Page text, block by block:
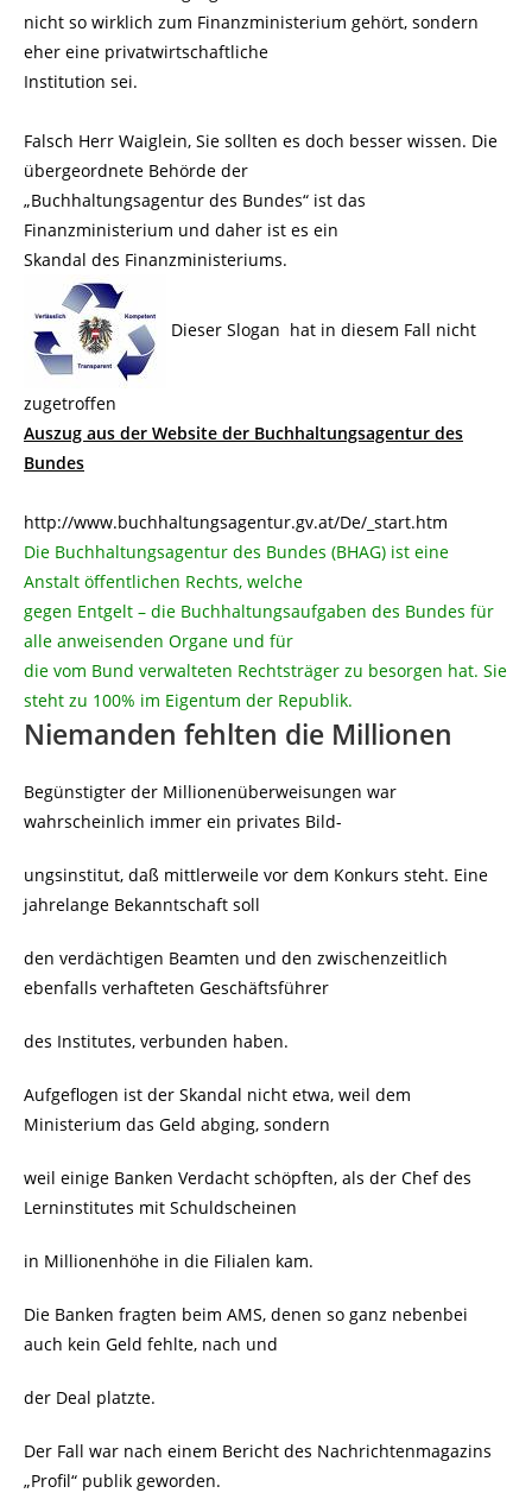
nicht so wirklich zum Finanzministerium gehört, sondern
eher eine privatwirtschaftliche
Institution sei.
Falsch Herr Waiglein, Sie sollten es doch besser wissen. Die
übergeordnete Behörde der
„Buchhaltungsagentur des Bundes“ ist das
Finanzministerium und daher ist es ein
Skandal des Finanzministeriums.
Dieser Slogan hat in diesem Fall nicht
zugetroffen
Auszug aus der Website der Buchhaltungsagentur des
Bundes
http://www.buchhaltungsagentur.gv.at/De/_start.htm
Die Buchhaltungsagentur des Bundes (BHAG) ist eine
Anstalt öffentlichen Rechts, welche
gegen Entgelt – die Buchhaltungsaufgaben des Bundes für
alle anweisenden Organe und für
die vom Bund verwalteten Rechtsträger zu besorgen hat. Sie
steht zu 100% im Eigentum der Republik.
Niemanden fehlten die Millionen
Begünstigter der Millionenüberweisungen war
wahrscheinlich immer ein privates Bild-
ungsinstitut, daß mittlerweile vor dem Konkurs steht. Eine
jahrelange Bekanntschaft soll
den verdächtigen Beamten und den zwischenzeitlich
ebenfalls verhafteten Geschäftsführer
des Institutes, verbunden haben.
Aufgeflogen ist der Skandal nicht etwa, weil dem
Ministerium das Geld abging, sondern
weil einige Banken Verdacht schöpften, als der Chef des
Lerninstitutes mit Schuldscheinen
in Millionenhöhe in die Filialen kam.
Die Banken fragten beim AMS, denen so ganz nebenbei
auch kein Geld fehlte, nach und
der Deal platzte.
Der Fall war nach einem Bericht des Nachrichtenmagazins
„Profil“ publik geworden.